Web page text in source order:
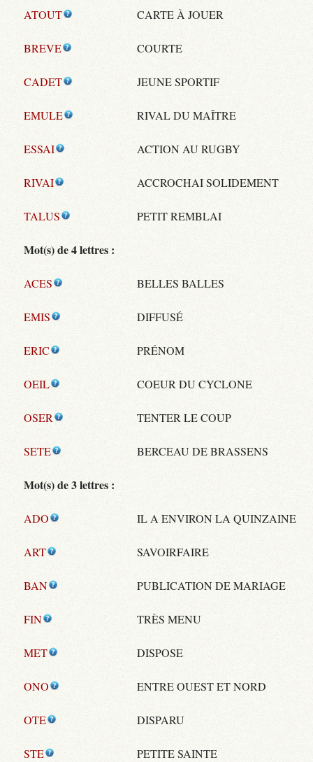
ATOUT CARTE À JOUER
BREVE COURTE
CADET JEUNE SPORTIF
EMULE RIVAL DU MAÎTRE
ESSAI ACTION AU RUGBY
RIVAI ACCROCHAI SOLIDEMENT
TALUS PETIT REMBLAI
Mot(s) de 4 lettres :
ACES BELLES BALLES
EMIS DIFFUSÉ
ERIC PRÉNOM
OEIL COEUR DU CYCLONE
OSER TENTER LE COUP
SETE BERCEAU DE BRASSENS
Mot(s) de 3 lettres :
ADO IL A ENVIRON LA QUINZAINE
ART SAVOIRFAIRE
BAN PUBLICATION DE MARIAGE
FIN TRÈS MENU
MET DISPOSE
ONO ENTRE OUEST ET NORD
OTE DISPARU
STE PETITE SAINTE